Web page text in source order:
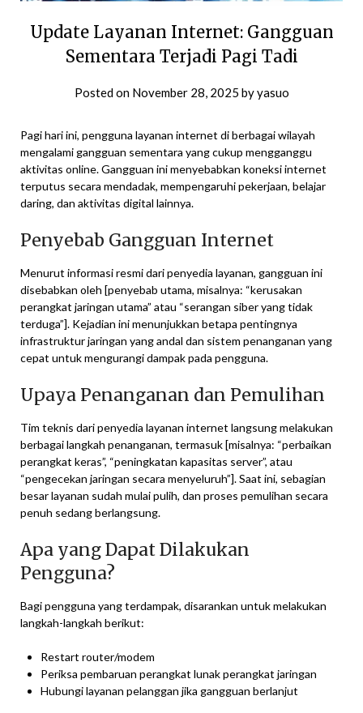
Update Layanan Internet: Gangguan
Sementara Terjadi Pagi Tadi
Posted on November 28, 2025 byyasuo
Pagi hari ini, pengguna layanan internet di berbagai wilayah
mengalami gangguan sementara yang cukup mengganggu
aktivitas online. Gangguan ini menyebabkan koneksi internet
terputus secara mendadak, mempengaruhi pekerjaan, belajar
daring, dan aktivitas digital lainnya.
Penyebab Gangguan Internet
Menurut informasi resmi dari penyedia layanan, gangguan ini
disebabkan oleh [penyebab utama, misalnya: “kerusakan
perangkat jaringan utama” atau “serangan siber yang tidak
terduga”]. Kejadian ini menunjukkan betapa pentingnya
infrastruktur jaringan yang andal dan sistem penanganan yang
cepat untuk mengurangi dampak pada pengguna.
Upaya Penanganan dan Pemulihan
Tim teknis dari penyedia layanan internet langsung melakukan
berbagai langkah penanganan, termasuk [misalnya: “perbaikan
perangkat keras”, “peningkatan kapasitas server”, atau
“pengecekan jaringan secara menyeluruh”]. Saat ini, sebagian
besar layanan sudah mulai pulih, dan proses pemulihan secara
penuh sedang berlangsung.
Apa yang Dapat Dilakukan
Pengguna?
Bagi pengguna yang terdampak, disarankan untuk melakukan
langkah-langkah berikut:
Restart router/modem
Periksa pembaruan perangkat lunak perangkat jaringan
Hubungi layanan pelanggan jika gangguan berlanjut